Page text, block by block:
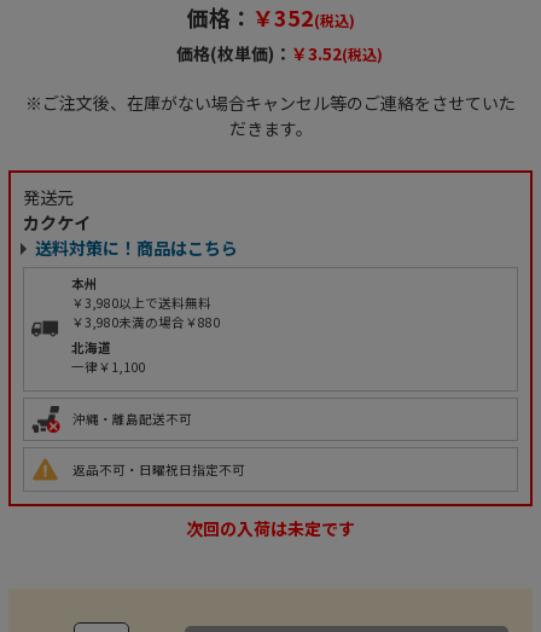
価格： ￥352(税込)
価格(枚単価)： ￥3.52(税込)
※ご注文後、在庫がない場合キャンセル等のご連絡をさせていた
だきます。
発送元
カクケイ
送料対策に！商品はこちら
本州
￥3,980以上で送料無料
￥3,980未満の場合￥880
北海道
一律￥1,100
沖縄・離島配送不可
返品不可・日曜祝日指定不可
次回の入荷は未定です